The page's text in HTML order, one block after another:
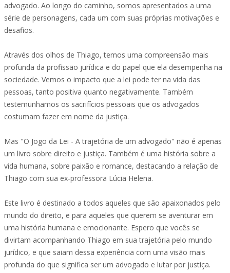
advogado. Ao longo do caminho, somos apresentados a uma
série de personagens, cada um com suas próprias motivações e
desafios.
Através dos olhos de Thiago, temos uma compreensão mais
profunda da profissão jurídica e do papel que ela desempenha na
sociedade. Vemos o impacto que a lei pode ter na vida das
pessoas, tanto positiva quanto negativamente. Também
testemunhamos os sacrifícios pessoais que os advogados
costumam fazer em nome da justiça.
Mas "O Jogo da Lei - A trajetória de um advogado" não é apenas
um livro sobre direito e justiça. Também é uma história sobre a
vida humana, sobre paixão e romance, destacando a relação de
Thiago com sua ex-professora Lúcia Helena.
Este livro é destinado a todos aqueles que são apaixonados pelo
mundo do direito, e para aqueles que querem se aventurar em
uma história humana e emocionante. Espero que vocês se
divirtam acompanhando Thiago em sua trajetória pelo mundo
jurídico, e que saiam dessa experiência com uma visão mais
profunda do que significa ser um advogado e lutar por justiça.